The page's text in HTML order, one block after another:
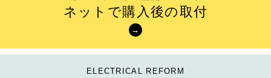
ネットで購入後の取付